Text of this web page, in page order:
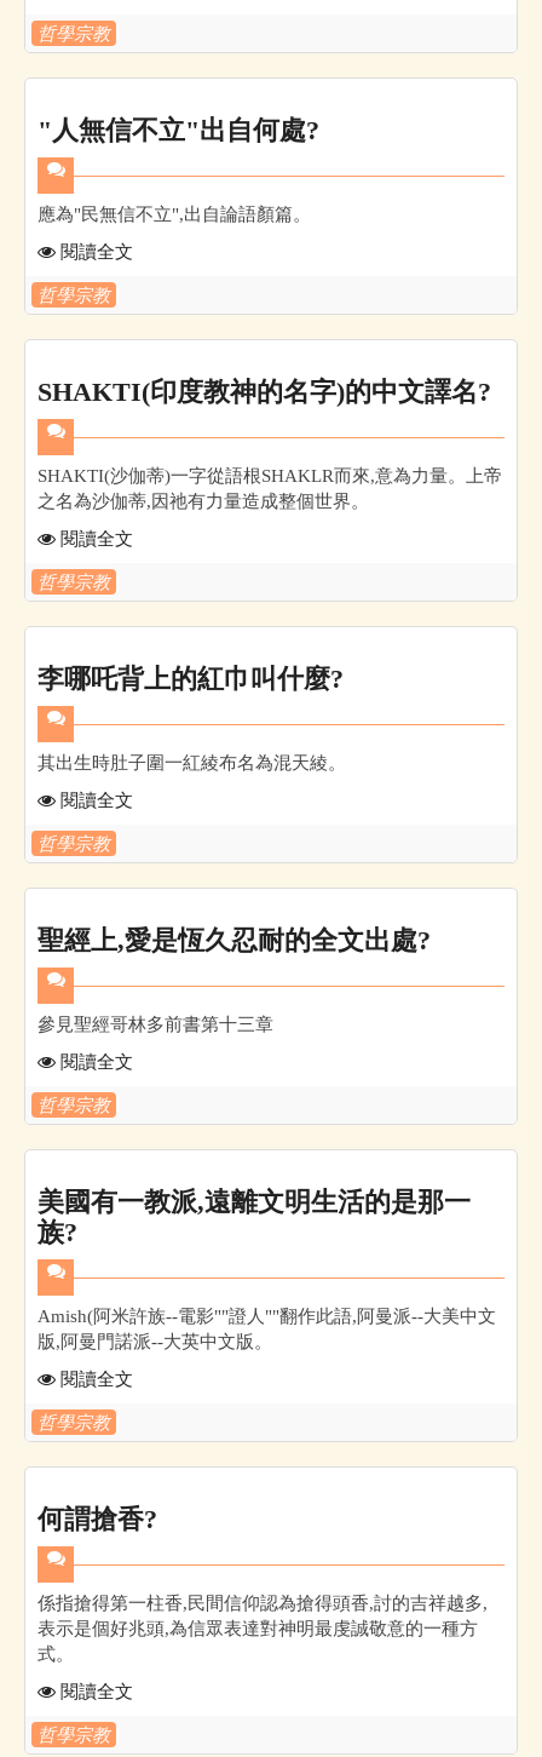
哲學宗教
"人無信不立"出自何處?
應為"民無信不立",出自論語顏篇。
閱讀全文
哲學宗教
SHAKTI(印度教神的名字)的中文譯名?
SHAKTI(沙伽蒂)一字從語根SHAKLR而來,意為力量。上帝
之名為沙伽蒂,因祂有力量造成整個世界。
閱讀全文
哲學宗教
李哪吒背上的紅巾叫什麼?
其出生時肚子圍一紅綾布名為混天綾。
閱讀全文
哲學宗教
聖經上,愛是恆久忍耐的全文出處?
參見聖經哥林多前書第十三章
閱讀全文
哲學宗教
美國有一教派,遠離文明生活的是那一
族?
Amish(阿米許族--電影""證人""翻作此語,阿曼派--大美中文
版,阿曼門諾派--大英中文版。
閱讀全文
哲學宗教
何謂搶香?
係指搶得第一柱香,民間信仰認為搶得頭香,討的吉祥越多,
表示是個好兆頭,為信眾表達對神明最虔誠敬意的一種方
式。
閱讀全文
哲學宗教